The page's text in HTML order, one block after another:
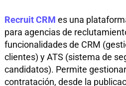
Recruit CRM es una
para agencias de
funcionalidades de CRM
clientes) y ATS (sistema de
candidatos). Permite
contratación, desde la